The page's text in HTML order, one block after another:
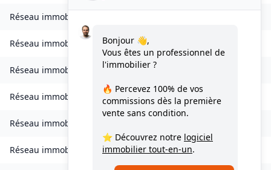
Réseau immobilier
Réseau immobilier Chisa(20240)
Réseau immobilier Ampriani(20272)
Réseau immobilier Barbaggio(20253)
Réseau immobilier
Réseau immobilier Calvi(20260)
Bonjour 👋,
Vous êtes un professionnel de
l'immobilier ?
🔥 Percevez 100% de vos
commissions dès la première
vente sans condition.
⭐ Découvrez notre logiciel
immobilier tout-en-un.